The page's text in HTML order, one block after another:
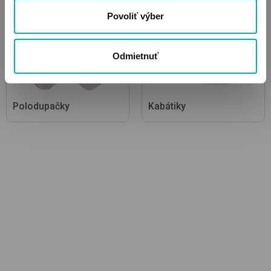
Povoliť výber
Odmietnuť
Polodupačky Kabátiky